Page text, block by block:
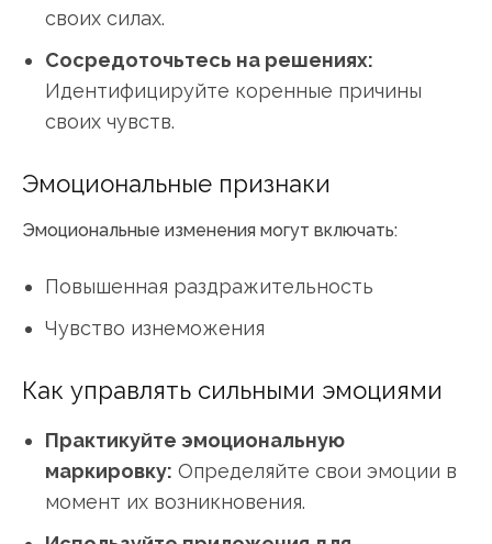
своих силах.
Сосредоточьтесь на решениях:
Идентифицируйте коренные причины
своих чувств.
Эмоциональные признаки
Эмоциональные изменения могут включать:
Повышенная раздражительность
Чувство изнеможения
Как управлять сильными эмоциями
Практикуйте эмоциональную
маркировку: Определяйте свои эмоции в
момент их возникновения.